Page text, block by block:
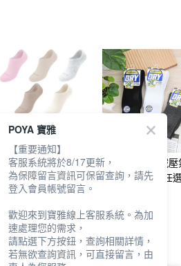
瑪榭無縫抗菌高腳背氣
墊隱形襪-多款任選
NT$99
吸濕排汗3倍減壓
3/4襪-M-多色任
全站排行
POYA 寶雅
【重要通知】
客服系統將於8/17更新，
為保障留言資訊可保留查詢，請先
登入會員帳號留言。
歡迎來到寶雅線上客服系統。為加
速處理您的需求，
請點選下方按鈕，查詢相關詳情，
若無欲查詢資訊，可直接留言，由